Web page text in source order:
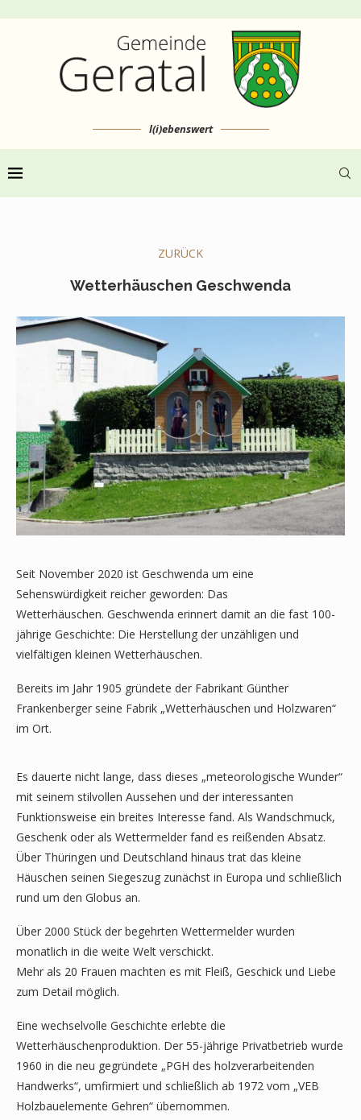
l(i)ebenswert
ZURÜCK
Wetterhäuschen Geschwenda
Seit November 2020 ist Geschwenda um eine
Sehenswürdigkeit reicher geworden: Das
Wetterhäuschen. Geschwenda erinnert damit an die fast 100-
jährige Geschichte: Die Herstellung der unzähligen und
vielfältigen kleinen Wetterhäuschen.
Bereits im Jahr 1905 gründete der Fabrikant Günther
Frankenberger seine Fabrik „Wetterhäuschen und Holzwaren“
im Ort.
Es dauerte nicht lange, dass dieses „meteorologische Wunder“
mit seinem stilvollen Aussehen und der interessanten
Funktionsweise ein breites Interesse fand. Als Wandschmuck,
Geschenk oder als Wettermelder fand es reißenden Absatz.
Über Thüringen und Deutschland hinaus trat das kleine
Häuschen seinen Siegeszug zunächst in Europa und schließlich
rund um den Globus an.
Über 2000 Stück der begehrten Wettermelder wurden
monatlich in die weite Welt verschickt.
Mehr als 20 Frauen machten es mit Fleiß, Geschick und Liebe
zum Detail möglich.
Eine wechselvolle Geschichte erlebte die
Wetterhäuschenproduktion. Der 55-jährige Privatbetrieb wurde
1960 in die neu gegründete „PGH des holzverarbeitenden
Handwerks“, umfirmiert und schließlich ab 1972 vom „VEB
Holzbauelemente Gehren“ übernommen.